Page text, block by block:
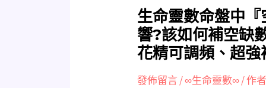
生命靈數命盤中
響?該如何補空缺
花精可調頻、超
發佈留言/∞生命靈數∞/ 作
們
自
身
的
影